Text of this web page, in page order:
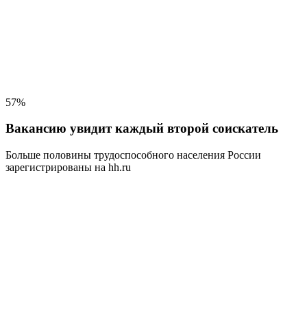
57%
Вакансию увидит каждый второй соискатель
Больше половины трудоспособного населения России
зарегистрированы на hh.ru